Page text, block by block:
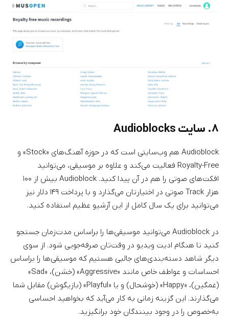
۸. سایت Audioblocks
Audioblock هم وب‌سایتی است که در حوزه آهنگ‌های «Stock» و
Royalty-Free فعالیت می‌کند و علاوه بر موسیقی، می‌توانید
افکت‌های صوتی را هم در آن پیدا کنید. Audioblock بیش از ۱۰۰
هزار Track صوتی در اختیارتان می‌گذارد و با پرداخت ۱۴۹ دلار نیز
می‌توانید برای یک سال کامل از این آرشیو عظیم استفاده کنید.
در Audioblock می‌توانید موسیقی‌ها را براساس مدت‌زمان جستجو
کنید تا هنگام ادیت ویدیو در وقت‌تان صرفه‌جویی شود. از سوی
دیگر شاهد دسته‌بندی‌های جالبی هستیم که موسیقی‌ها را براساس
احساسات و عواطف خاص مانند «Aggressive» (خشن)، «Sad»
(غمگین)، «Happy» (خوشحال) و یا «Playful» (بازیگوش) مقابل شما
می‌گذارند. این گزینه زمانی به کار می‌آید که بخواهید احساسی
به‌خصوص را در وجود بینندگان خود برانگیزید.